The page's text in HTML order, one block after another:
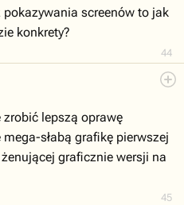
44
screenów to jak
konkrety?
45
lepszą oprawę
słabą grafikę pierwszej
graficznie wersji na